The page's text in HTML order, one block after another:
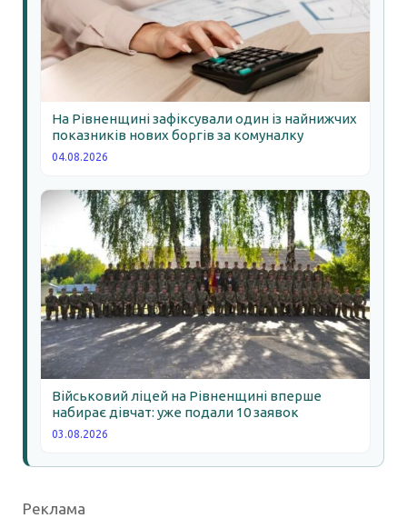
На Рівненщині зафіксували один із найнижчих
показників нових боргів за комуналку
04.08.2026
Військовий ліцей на Рівненщині вперше
набирає дівчат: уже подали 10 заявок
03.08.2026
Реклама